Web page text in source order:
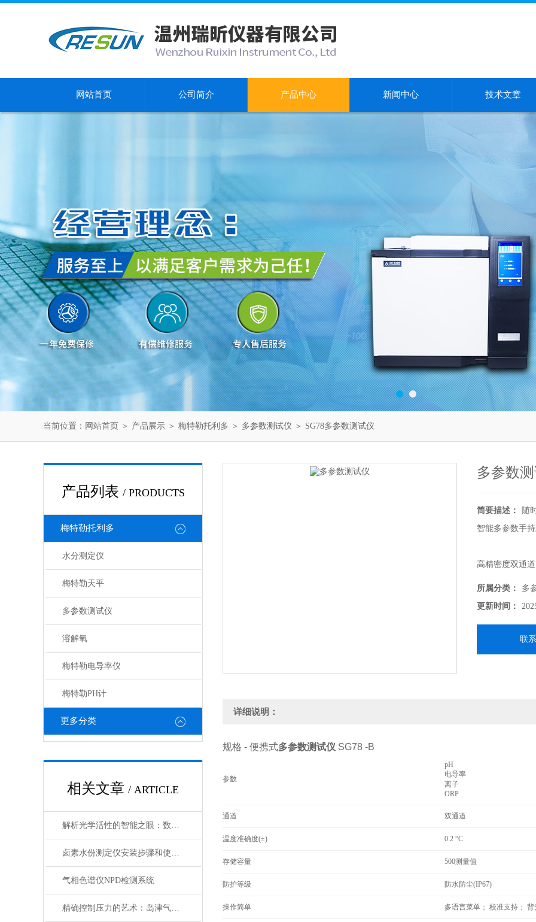
网站首页 公司简介 产品中心 新闻中心 技术文章
当前位置： 网站首页 ＞ 产品展示 ＞ 梅特勒托利多 ＞ 多参数测试仪 ＞ SG78多参数测试仪
产品列表 / PRODUCTS
梅特勒托利多
水分测定仪
梅特勒天平
多参数测试仪
溶解氧
梅特勒电导率仪
梅特勒PH计
更多分类
相关文章 / ARTICLE
解析光学活性的智能之眼：数字式自动旋光仪的科学内涵与应用价值
卤素水份测定仪安装步骤和使用注意事项
气相色谱仪NPD检测系统
精确控制压力的艺术：岛津气体减压器在现代工业中的应用与展望
多参数
简要描述：
随
智能多参数手
高精密度双通
纯水。
ISM®杜绝一切
所属分类：
多
更新时间：
联
详细说明：
规格 - 便携式多参数测试仪 SG78 -B
参数
pH
电导率
离子
ORP
通道 双通道
温度准确度(±) 0.2 °C
存储容量 500测量值
防护等级 防水防尘(IP67)
操作简单 多语言菜单； 校准支持； 背